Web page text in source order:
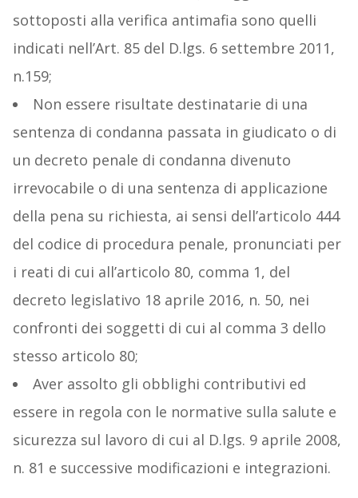
sottoposti alla verifica antimafia sono quelli
indicati nell’Art. 85 del D.lgs. 6 settembre 2011,
n.159;
Non essere risultate destinatarie di una
sentenza di condanna passata in giudicato o di
un decreto penale di condanna divenuto
irrevocabile o di una sentenza di applicazione
della pena su richiesta, ai sensi dell’articolo 444
del codice di procedura penale, pronunciati per
i reati di cui all’articolo 80, comma 1, del
decreto legislativo 18 aprile 2016, n. 50, nei
confronti dei soggetti di cui al comma 3 dello
stesso articolo 80;
Aver assolto gli obblighi contributivi ed
essere in regola con le normative sulla salute e
sicurezza sul lavoro di cui al D.lgs. 9 aprile 2008,
n. 81 e successive modificazioni e integrazioni.